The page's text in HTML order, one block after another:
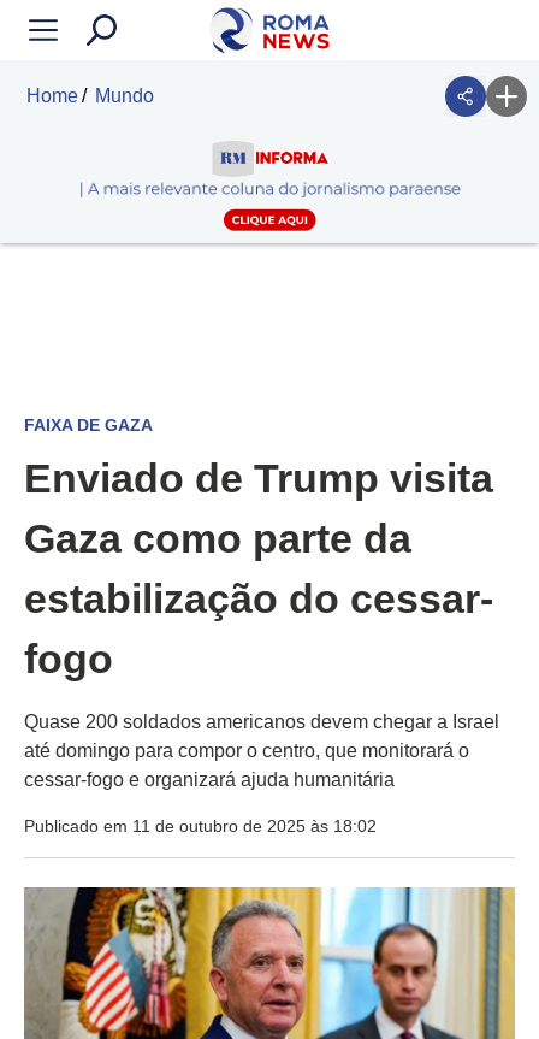
Home Mundo
FAIXA DE GAZA
Enviado de Trump visita
Gaza como parte da
estabilização do cessar-
fogo
Quase 200 soldados americanos devem chegar a Israel
até domingo para compor o centro, que monitorará o
cessar-fogo e organizará ajuda humanitária
Publicado em 11 de outubro de 2025 às 18:02